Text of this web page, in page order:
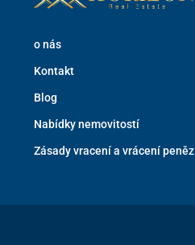
o nás
Kontakt
Blog
Nabídky nemovitostí
Zásady vracení a vrácení peněz